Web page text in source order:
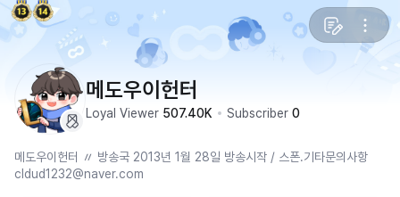
메도우이헌터
Loyal Viewer 507.40K Subscriber 0
메도우이헌터 〃 방송국 2013년 1월 28일 방송시작 / 스폰.기타문의사항
cldud1232@naver.com